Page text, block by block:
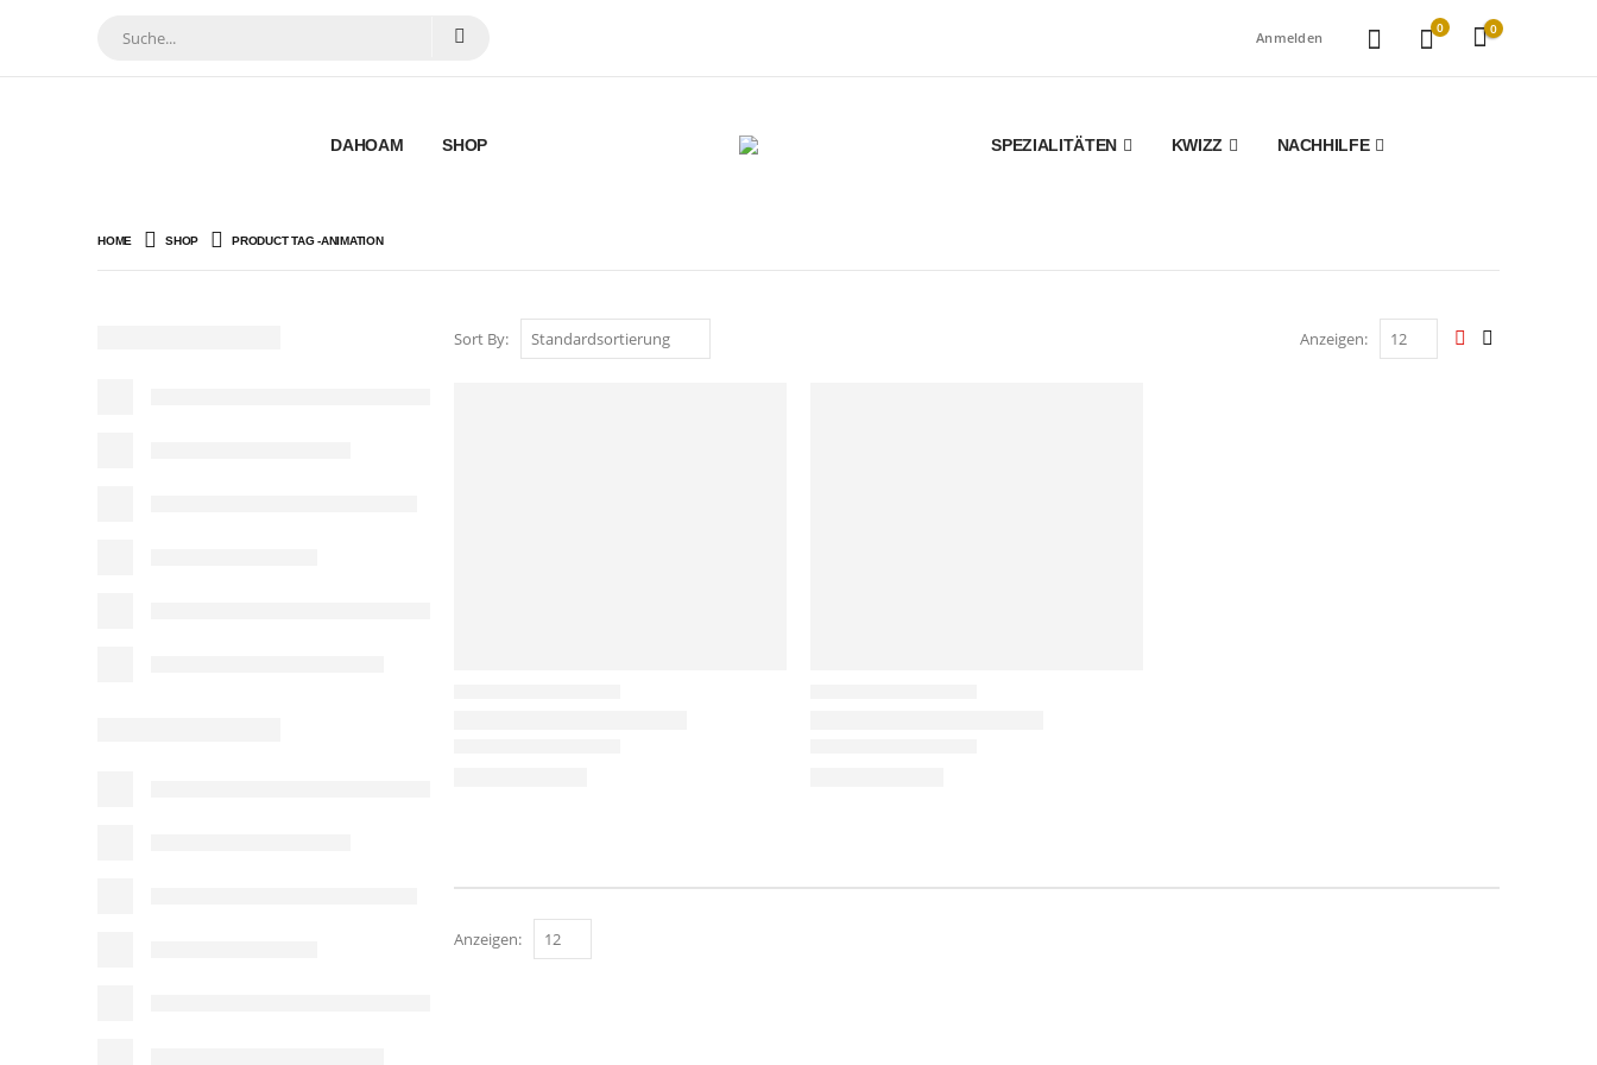
Anmelden
0 0
DAHOAM SHOP SPEZIALITÄTEN KWIZZ NACHHILFE
HOME SHOP PRODUCT TAG -ANIMATION
Sort By: Anzeigen:
Anzeigen: